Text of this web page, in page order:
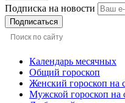
Подписка на новости
Подписаться
Календарь месячных
Общий гороскоп
Женский гороскоп на
Мужской гороскоп на